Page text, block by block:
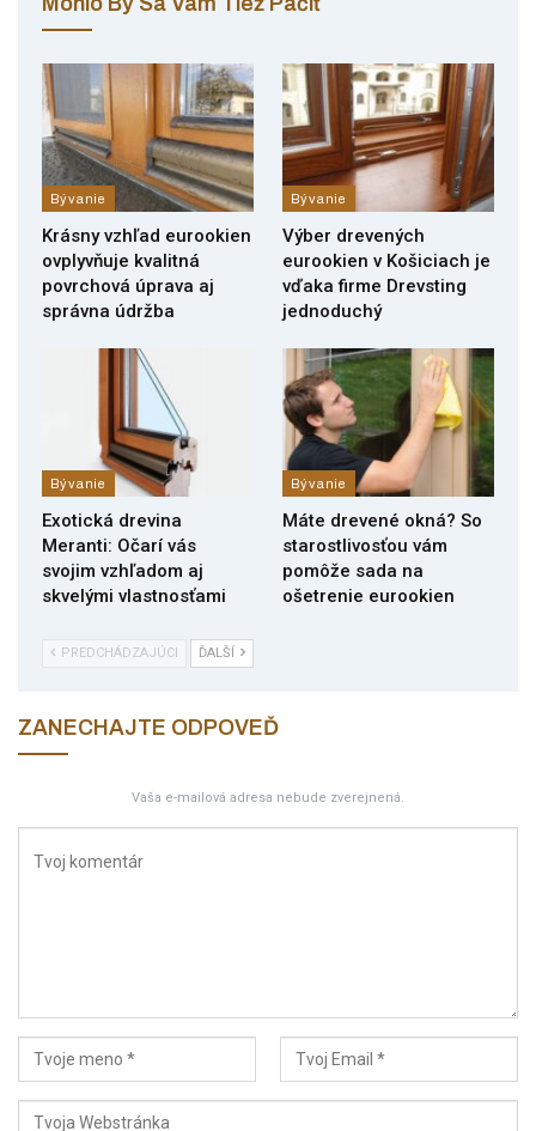
Bývanie
Krásny vzhľad eurookien
ovplyvňuje kvalitná
povrchová úprava aj
správna údržba
Bývanie
Výber drevených
eurookien v Košiciach je
vďaka firme Drevsting
jednoduchý
Bývanie
Exotická drevina
Meranti: Očarí vás
svojim vzhľadom aj
skvelými vlastnosťami
Bývanie
Máte drevené okná? So
starostlivosťou vám
pomôže sada na
ošetrenie eurookien
PREDCHÁDZAJÚCI ĎALŠÍ
ZANECHAJTE ODPOVEĎ
Vaša e-mailová adresa nebude zverejnená.